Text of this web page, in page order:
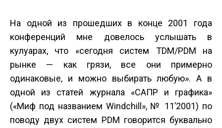
На одной из прошедших в конце 2001 года
конференций мне довелось услышать в
кулуарах, что «сегодня систем TDM/PDM на
рынке — как грязи, все они примерно
одинаковые, и можно выбирать любую». А в
одной из статей журнала «САПР и графика»
(«Миф под названием Windchill», № 11’2001) по
поводу двух систем PDM говорится буквально